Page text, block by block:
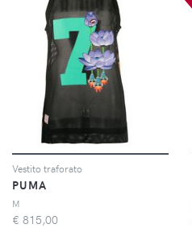
Vestito traforato
PUMA
M
€ 815,00